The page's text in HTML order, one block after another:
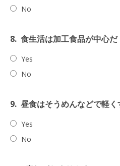
No
8. 食生活は加工食品が中心だ
Yes
No
9. 昼食はそうめんなどで軽
Yes
No